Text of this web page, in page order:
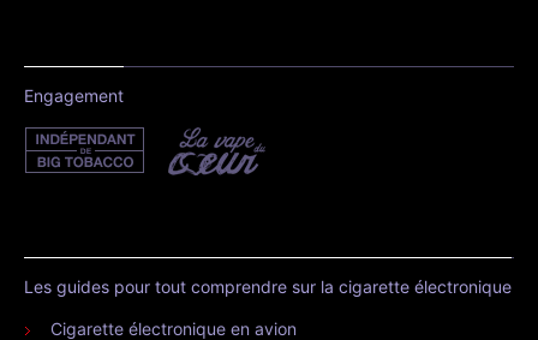
Engagement
Les guides pour tout comprendre sur la cigarette électronique
Cigarette électronique en avion